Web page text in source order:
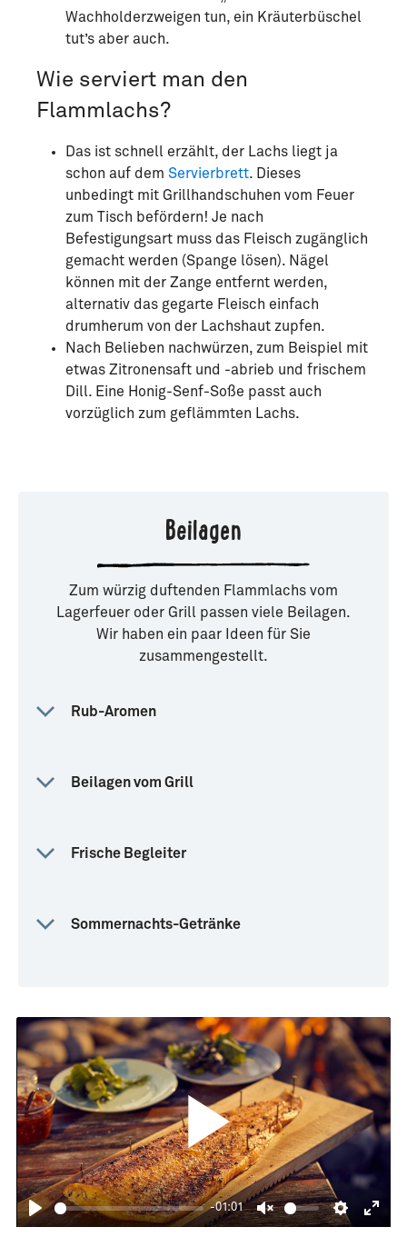
Wachholderzweigen tun, ein Kräuterbüschel
tut’s aber auch.
Wie serviert man den
Flammlachs?
Das ist schnell erzählt, der Lachs liegt ja
schon auf dem Servierbrett. Dieses
unbedingt mit Grillhandschuhen vom Feuer
zum Tisch befördern! Je nach
Befestigungsart muss das Fleisch zugänglich
gemacht werden (Spange lösen). Nägel
können mit der Zange entfernt werden,
alternativ das gegarte Fleisch einfach
drumherum von der Lachshaut zupfen.
Nach Belieben nachwürzen, zum Beispiel mit
etwas Zitronensaft und -abrieb und frischem
Dill. Eine Honig-Senf-Soße passt auch
vorzüglich zum geflämmten Lachs.
Beilagen
Zum würzig duftenden Flammlachs vom
Lagerfeuer oder Grill passen viele Beilagen.
Wir haben ein paar Ideen für Sie
zusammengestellt.
Rub-Aromen
Beilagen vom Grill
Frische Begleiter
Sommernachts-Getränke
Play
-01:01
Unmute Settings
Enter